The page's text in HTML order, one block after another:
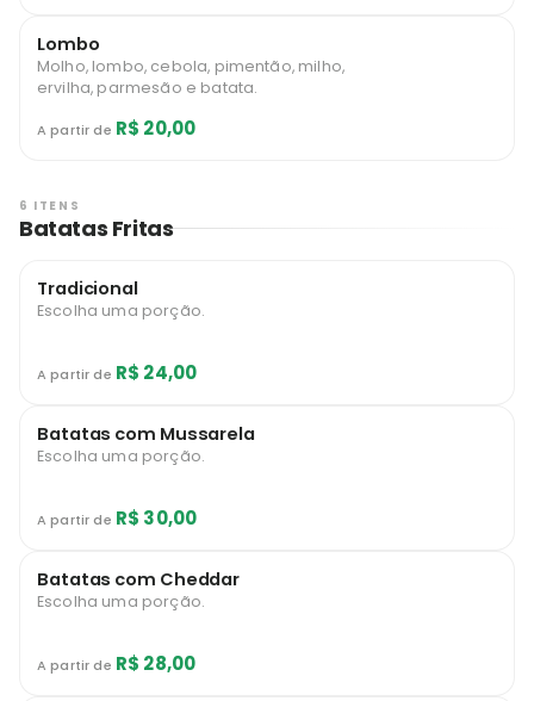
Lombo
Molho, lombo, cebola, pimentão, milho,
ervilha, parmesão e batata.
A partir de R$ 20,00
6 ITENS
Batatas Fritas
Tradicional
Escolha uma porção.
A partir de R$ 24,00
Batatas com Mussarela
Escolha uma porção.
A partir de R$ 30,00
Batatas com Cheddar
Escolha uma porção.
A partir de R$ 28,00